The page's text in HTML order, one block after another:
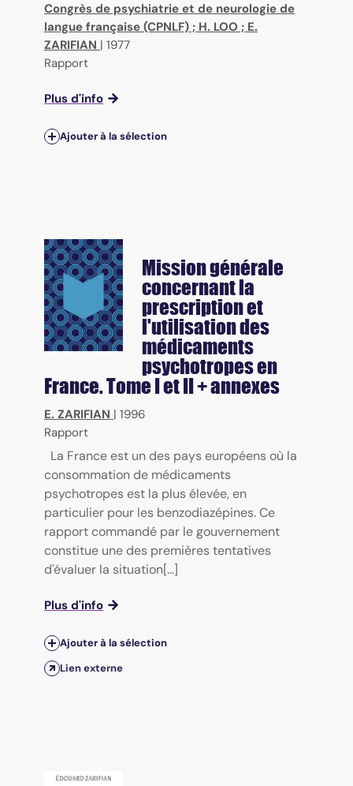
Congrès de psychiatrie et de neurologie de
langue française (CPNLF) ; H. LOO ; E.
ZARIFIAN | 1977
Rapport
Plus d'info
Ajouter à la sélection
Mission générale
concernant la
prescription et
l'utilisation des
médicaments
psychotropes en
France. Tome I et II + annexes
E. ZARIFIAN | 1996
Rapport
La France est un des pays européens où la
consommation de médicaments
psychotropes est la plus élevée, en
particulier pour les benzodiazépines. Ce
rapport commandé par le gouvernement
constitue une des premières tentatives
d'évaluer la situation[...]
Plus d'info
Ajouter à la sélection
Lien externe